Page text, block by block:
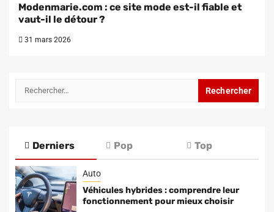
Modenmarie.com : ce site mode est-il fiable et
vaut-il le détour ?
31 mars 2026
Rechercher :
Derniers Pop Top
Auto
Véhicules hybrides : comprendre leur
fonctionnement pour mieux choisir